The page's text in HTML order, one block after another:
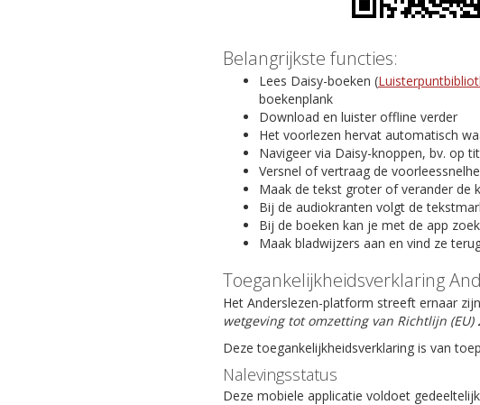
Belangrijkste functies:
Lees Daisy-boeken (
boekenplank
Download en luister offline verder
Het voorlezen hervat automatisch
Navigeer via Daisy-knoppen, bv. op
Versnel of vertraag de
Maak de tekst groter of verander de
Bij de audiokranten volgt de
Bij de boeken kan je met de app
Maak bladwijzers aan en vind ze
Toegankelijkheidsverklaring
Het Anderslezen-platform streeft ernaar
wetgeving tot omzetting van Richtlijn
Deze toegankelijkheidsverklaring is van
Nalevingsstatus
Deze mobiele applicatie voldoet